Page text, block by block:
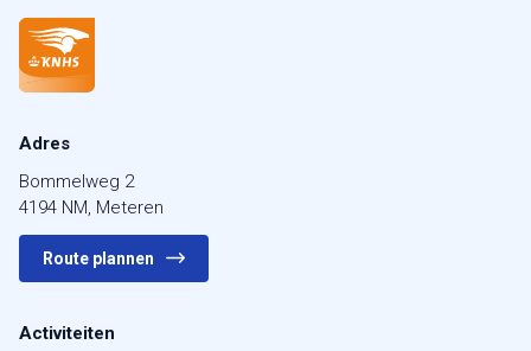
Adres
Bommelweg 2
4194 NM, Meteren
Route plannen
Activiteiten